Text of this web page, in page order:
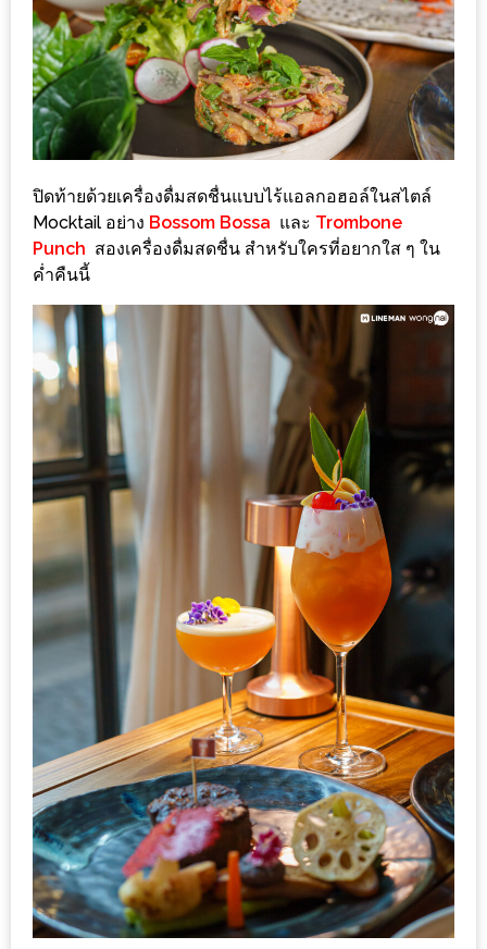
อาหาร
ญี่ปุ่น
ระดับ
พรีเมียม
พร้อม
กี้
เนื้อ
ดำ
คู
โร
บูต
ะ
สุด
เด็ด
AIKO
(THE
UP,
3)
อาหาร
โดน
ใจ
ภาพ
ใส
ปิ๊
งด้วย
HUAWEI
ปิดท้ายด้วยเครื่องดื่มสดชื่นแบบไร้แอลกอฮอล์ในสไตล์
Mocktail อย่าง Bossom Bossa และ Trombone
Punch สองเครื่องดื่มสดชื่น สำหรับใครที่อยากใส ๆ ใน
ค่ำคืนนี้